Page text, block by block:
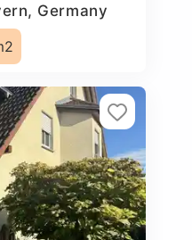
Germany